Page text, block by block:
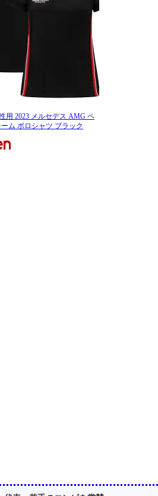
用 2023 メルセデス AMG ペ
ーム ポロシャツ ブラック